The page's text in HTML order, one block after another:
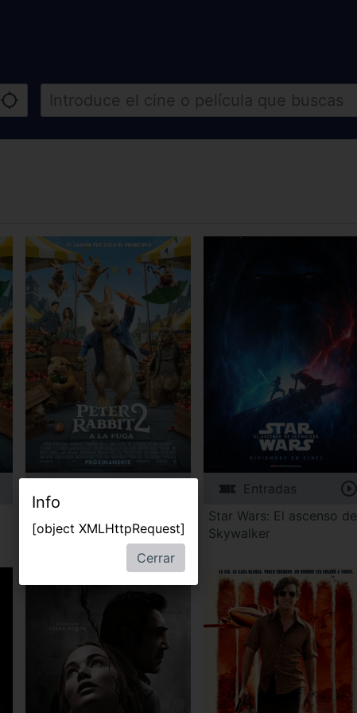
Entradas
Star Wars: El ascenso de
Skywalker
Info
[object XMLHttpRequest]
Cerrar